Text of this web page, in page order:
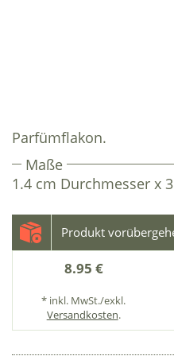
Parfümflakon.
Maße
1.4 cm Durchmesser x
8.95 €
* inkl. MwSt./exkl.
Versandkosten.